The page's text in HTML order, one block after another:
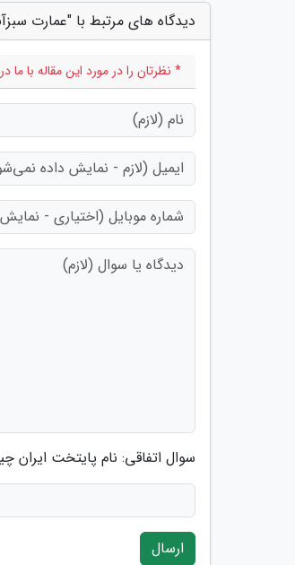
دیدگاه های مرتبط با "عمارت
* نظرتان را در مورد این مقاله با ما
سوال اتفاقی: نام پایتخت ایران
ارسال